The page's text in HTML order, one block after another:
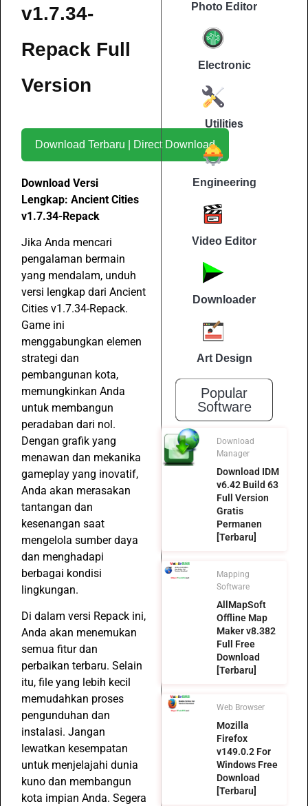
v1.7.34-
Repack Full
Version
Download Terbaru | Direct Download
Download Versi
Lengkap: Ancient Cities
v1.7.34-Repack
Jika Anda mencari
pengalaman bermain
yang mendalam, unduh
versi lengkap dari Ancient
Cities v1.7.34-Repack.
Game ini
menggabungkan elemen
strategi dan
pembangunan kota,
memungkinkan Anda
untuk membangun
peradaban dari nol.
Dengan grafik yang
menawan dan mekanika
gameplay yang inovatif,
Anda akan merasakan
tantangan dan
kesenangan saat
mengelola sumber daya
dan menghadapi
berbagai kondisi
lingkungan.
Di dalam versi Repack ini,
Anda akan menemukan
semua fitur dan
perbaikan terbaru. Selain
itu, file yang lebih kecil
memudahkan proses
pengunduhan dan
instalasi. Jangan
lewatkan kesempatan
untuk menjelajahi dunia
kuno dan membangun
kota impian Anda. Segera
Photo Editor
Electronic
Utilities
Engineering
Video Editor
Downloader
Art Design
Popular
Software
Download
Manager
Download IDM
v6.42 Build 63
Full Version
Gratis
Permanen
[Terbaru]
Mapping
Software
AllMapSoft
Offline Map
Maker v8.382
Full Free
Download
[Terbaru]
Web Browser
Mozilla
Firefox
v149.0.2 For
Windows Free
Download
[Terbaru]